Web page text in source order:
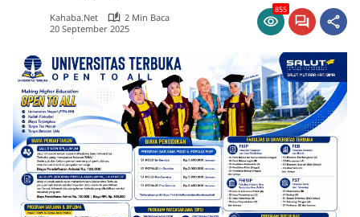
Kahaba.net
2 Min Baca
20 September 2025
855